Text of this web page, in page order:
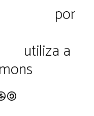
por
utiliza a